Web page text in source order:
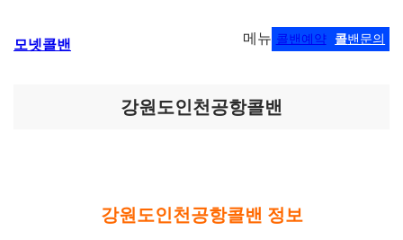
텐
모넷콜밴 메뉴 콜밴예약 콜밴문의
강원도인천공항콜밴
강원도인천공항콜밴 정보